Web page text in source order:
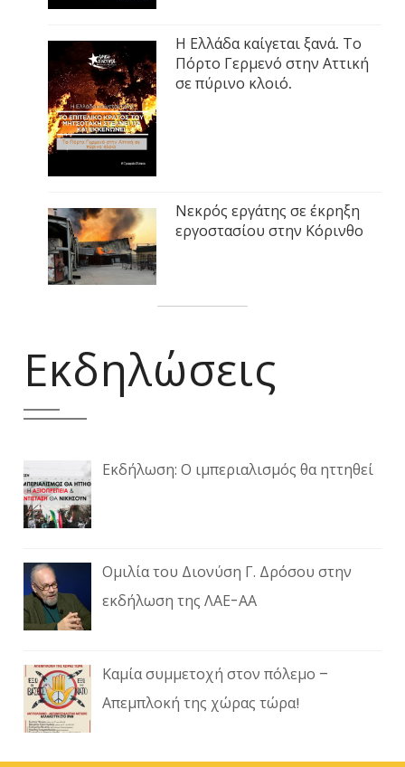
Η Ελλάδα καίγεται ξανά. Το
Πόρτο Γερμενό στην Αττική
σε πύρινο κλοιό.
Νεκρός εργάτης σε έκρηξη
εργοστασίου στην Κόρινθο
Εκδηλώσεις
Εκδήλωση: Ο ιμπεριαλισμός θα ηττηθεί
Ομιλία του Διονύση Γ. Δρόσου στην
εκδήλωση της ΛΑΕ-ΑΑ
Καμία συμμετοχή στον πόλεμο –
Απεμπλοκή της χώρας τώρα!